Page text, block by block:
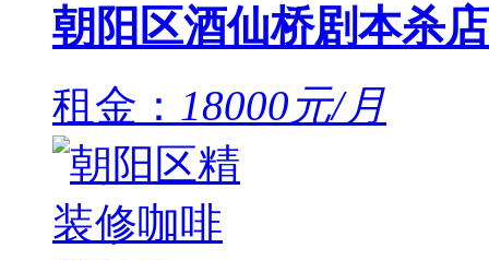
朝阳区酒仙桥剧本杀
租金： 18000元/月